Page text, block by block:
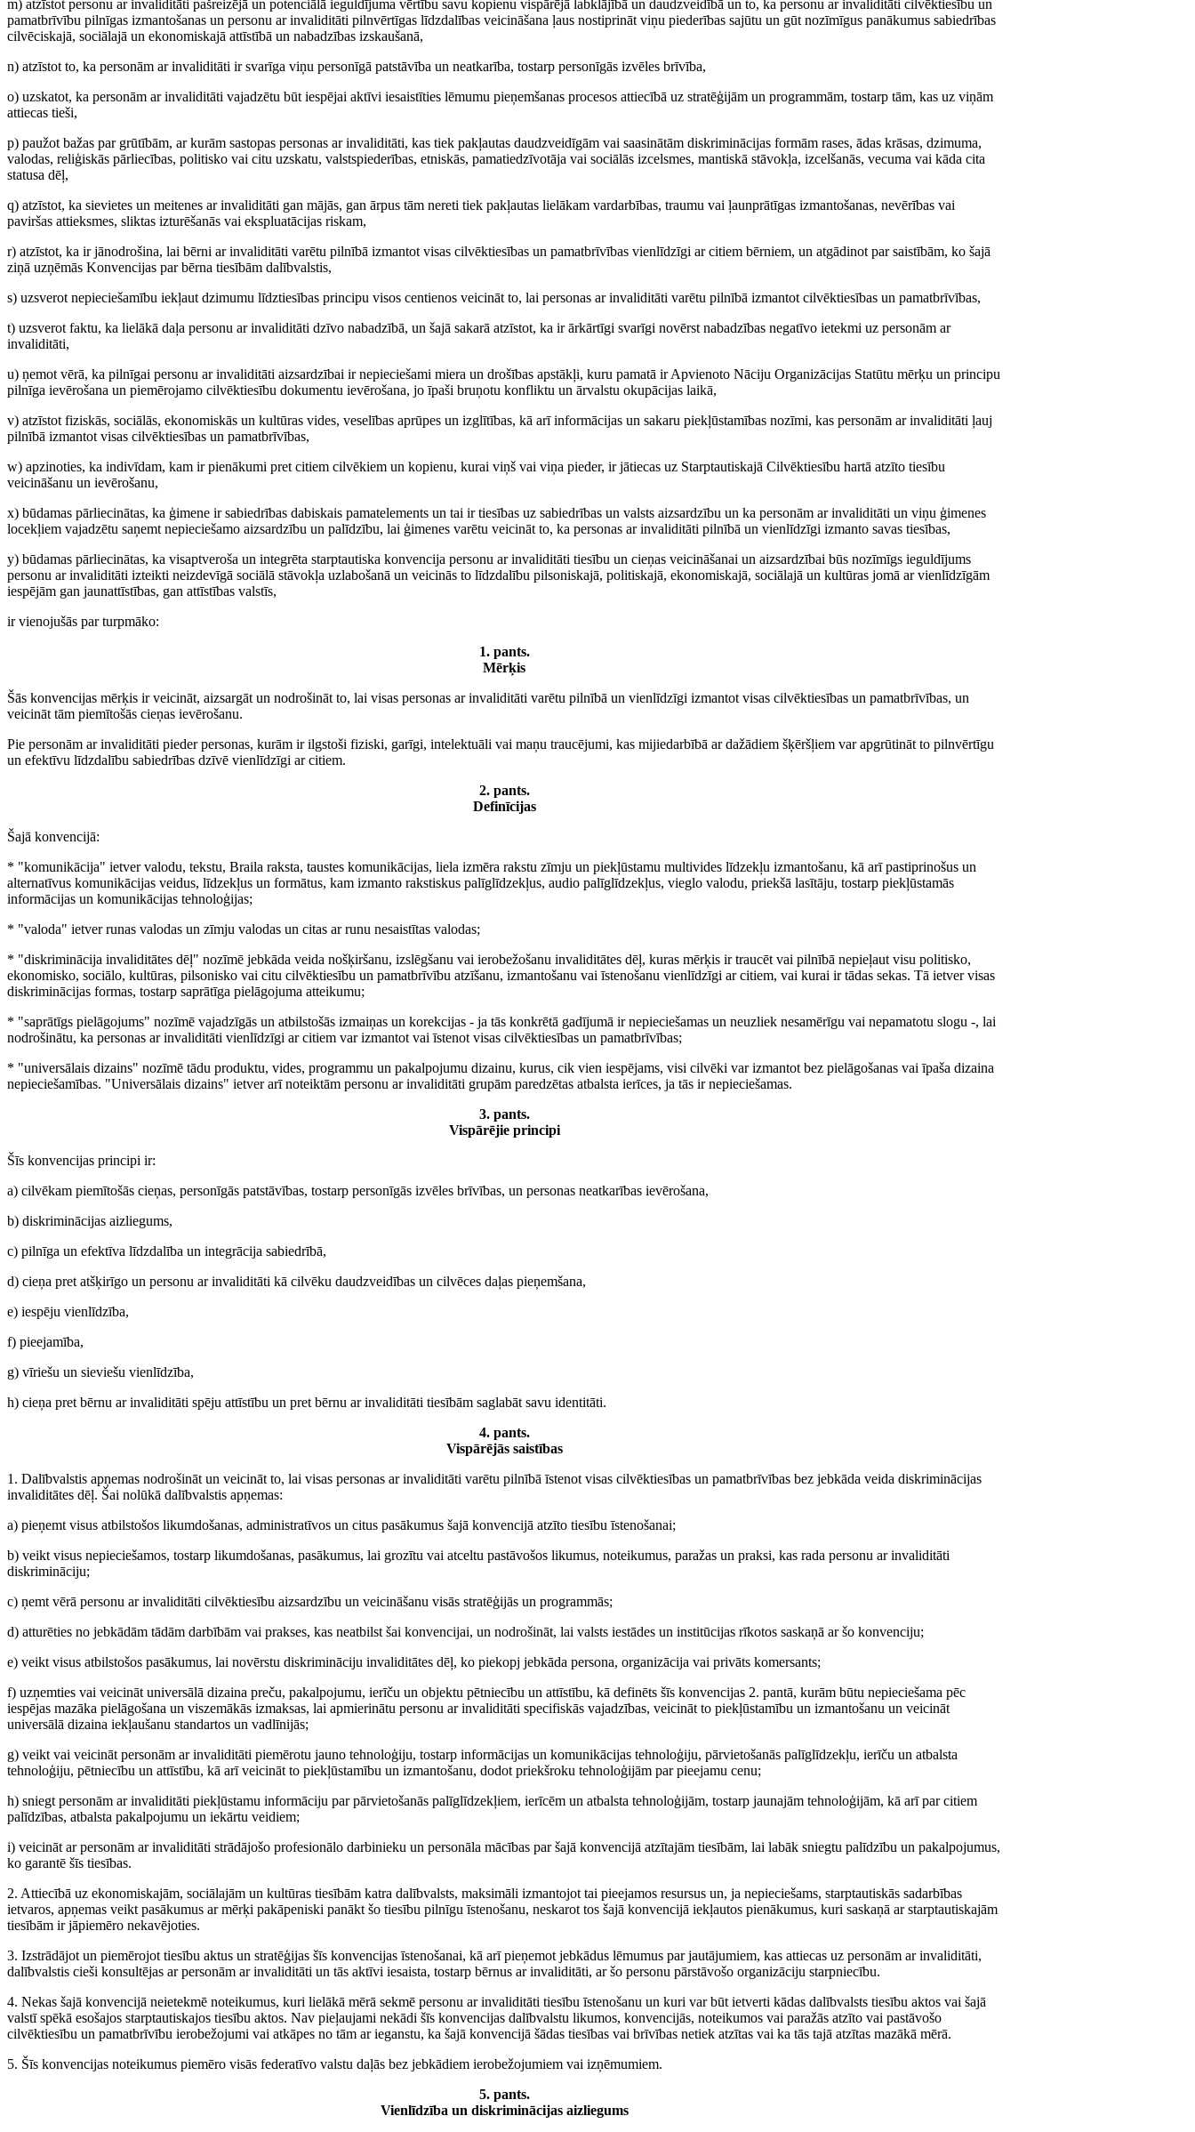
m) atzīstot personu ar invaliditāti pašreizējā un potenciālā ieguldījuma vērtību savu kopienu vispārējā labklājībā un daudzveidībā un to, ka personu ar invaliditāti cilvēktiesību un
pamatbrīvību pilnīgas izmantošanas un personu ar invaliditāti pilnvērtīgas līdzdalības veicināšana ļaus nostiprināt viņu piederības sajūtu un gūt nozīmīgus panākumus sabiedrības
cilvēciskajā, sociālajā un ekonomiskajā attīstībā un nabadzības izskaušanā,
n) atzīstot to, ka personām ar invaliditāti ir svarīga viņu personīgā patstāvība un neatkarība, tostarp personīgās izvēles brīvība,
o) uzskatot, ka personām ar invaliditāti vajadzētu būt iespējai aktīvi iesaistīties lēmumu pieņemšanas procesos attiecībā uz stratēģijām un programmām, tostarp tām, kas uz viņām
attiecas tieši,
p) paužot bažas par grūtībām, ar kurām sastopas personas ar invaliditāti, kas tiek pakļautas daudzveidīgām vai saasinātām diskriminācijas formām rases, ādas krāsas, dzimuma,
valodas, reliģiskās pārliecības, politisko vai citu uzskatu, valstspiederības, etniskās, pamatiedzīvotāja vai sociālās izcelsmes, mantiskā stāvokļa, izcelšanās, vecuma vai kāda cita
statusa dēļ,
q) atzīstot, ka sievietes un meitenes ar invaliditāti gan mājās, gan ārpus tām nereti tiek pakļautas lielākam vardarbības, traumu vai ļaunprātīgas izmantošanas, nevērības vai
paviršas attieksmes, sliktas izturēšanās vai ekspluatācijas riskam,
r) atzīstot, ka ir jānodrošina, lai bērni ar invaliditāti varētu pilnībā izmantot visas cilvēktiesības un pamatbrīvības vienlīdzīgi ar citiem bērniem, un atgādinot par saistībām, ko šajā
ziņā uzņēmās Konvencijas par bērna tiesībām dalībvalstis,
s) uzsverot nepieciešamību iekļaut dzimumu līdztiesības principu visos centienos veicināt to, lai personas ar invaliditāti varētu pilnībā izmantot cilvēktiesības un pamatbrīvības,
t) uzsverot faktu, ka lielākā daļa personu ar invaliditāti dzīvo nabadzībā, un šajā sakarā atzīstot, ka ir ārkārtīgi svarīgi novērst nabadzības negatīvo ietekmi uz personām ar
invaliditāti,
u) ņemot vērā, ka pilnīgai personu ar invaliditāti aizsardzībai ir nepieciešami miera un drošības apstākļi, kuru pamatā ir Apvienoto Nāciju Organizācijas Statūtu mērķu un principu
pilnīga ievērošana un piemērojamo cilvēktiesību dokumentu ievērošana, jo īpaši bruņotu konfliktu un ārvalstu okupācijas laikā,
v) atzīstot fiziskās, sociālās, ekonomiskās un kultūras vides, veselības aprūpes un izglītības, kā arī informācijas un sakaru piekļūstamības nozīmi, kas personām ar invaliditāti ļauj
pilnībā izmantot visas cilvēktiesības un pamatbrīvības,
w) apzinoties, ka indivīdam, kam ir pienākumi pret citiem cilvēkiem un kopienu, kurai viņš vai viņa pieder, ir jātiecas uz Starptautiskajā Cilvēktiesību hartā atzīto tiesību
veicināšanu un ievērošanu,
x) būdamas pārliecinātas, ka ģimene ir sabiedrības dabiskais pamatelements un tai ir tiesības uz sabiedrības un valsts aizsardzību un ka personām ar invaliditāti un viņu ģimenes
locekļiem vajadzētu saņemt nepieciešamo aizsardzību un palīdzību, lai ģimenes varētu veicināt to, ka personas ar invaliditāti pilnībā un vienlīdzīgi izmanto savas tiesības,
y) būdamas pārliecinātas, ka visaptveroša un integrēta starptautiska konvencija personu ar invaliditāti tiesību un cieņas veicināšanai un aizsardzībai būs nozīmīgs ieguldījums
personu ar invaliditāti izteikti neizdevīgā sociālā stāvokļa uzlabošanā un veicinās to līdzdalību pilsoniskajā, politiskajā, ekonomiskajā, sociālajā un kultūras jomā ar vienlīdzīgām
iespējām gan jaunattīstības, gan attīstības valstīs,
ir vienojušās par turpmāko:
1. pants.
Mērķis
Šās konvencijas mērķis ir veicināt, aizsargāt un nodrošināt to, lai visas personas ar invaliditāti varētu pilnībā un vienlīdzīgi izmantot visas cilvēktiesības un pamatbrīvības, un
veicināt tām piemītošās cieņas ievērošanu.
Pie personām ar invaliditāti pieder personas, kurām ir ilgstoši fiziski, garīgi, intelektuāli vai maņu traucējumi, kas mijiedarbībā ar dažādiem šķēršļiem var apgrūtināt to pilnvērtīgu
un efektīvu līdzdalību sabiedrības dzīvē vienlīdzīgi ar citiem.
2. pants.
Definīcijas
Šajā konvencijā:
* "komunikācija" ietver valodu, tekstu, Braila raksta, taustes komunikācijas, liela izmēra rakstu zīmju un piekļūstamu multivides līdzekļu izmantošanu, kā arī pastiprinošus un
alternatīvus komunikācijas veidus, līdzekļus un formātus, kam izmanto rakstiskus palīglīdzekļus, audio palīglīdzekļus, vieglo valodu, priekšā lasītāju, tostarp piekļūstamās
informācijas un komunikācijas tehnoloģijas;
* "valoda" ietver runas valodas un zīmju valodas un citas ar runu nesaistītas valodas;
* "diskriminācija invaliditātes dēļ" nozīmē jebkāda veida nošķiršanu, izslēgšanu vai ierobežošanu invaliditātes dēļ, kuras mērķis ir traucēt vai pilnībā nepieļaut visu politisko,
ekonomisko, sociālo, kultūras, pilsonisko vai citu cilvēktiesību un pamatbrīvību atzīšanu, izmantošanu vai īstenošanu vienlīdzīgi ar citiem, vai kurai ir tādas sekas. Tā ietver visas
diskriminācijas formas, tostarp saprātīga pielāgojuma atteikumu;
* "saprātīgs pielāgojums" nozīmē vajadzīgās un atbilstošās izmaiņas un korekcijas - ja tās konkrētā gadījumā ir nepieciešamas un neuzliek nesamērīgu vai nepamatotu slogu -, lai
nodrošinātu, ka personas ar invaliditāti vienlīdzīgi ar citiem var izmantot vai īstenot visas cilvēktiesības un pamatbrīvības;
* "universālais dizains" nozīmē tādu produktu, vides, programmu un pakalpojumu dizainu, kurus, cik vien iespējams, visi cilvēki var izmantot bez pielāgošanas vai īpaša dizaina
nepieciešamības. "Universālais dizains" ietver arī noteiktām personu ar invaliditāti grupām paredzētas atbalsta ierīces, ja tās ir nepieciešamas.
3. pants.
Vispārējie principi
Šīs konvencijas principi ir:
a) cilvēkam piemītošās cieņas, personīgās patstāvības, tostarp personīgās izvēles brīvības, un personas neatkarības ievērošana,
b) diskriminācijas aizliegums,
c) pilnīga un efektīva līdzdalība un integrācija sabiedrībā,
d) cieņa pret atšķirīgo un personu ar invaliditāti kā cilvēku daudzveidības un cilvēces daļas pieņemšana,
e) iespēju vienlīdzība,
f) pieejamība,
g) vīriešu un sieviešu vienlīdzība,
h) cieņa pret bērnu ar invaliditāti spēju attīstību un pret bērnu ar invaliditāti tiesībām saglabāt savu identitāti.
4. pants.
Vispārējās saistības
1. Dalībvalstis apņemas nodrošināt un veicināt to, lai visas personas ar invaliditāti varētu pilnībā īstenot visas cilvēktiesības un pamatbrīvības bez jebkāda veida diskriminācijas
invaliditātes dēļ. Šai nolūkā dalībvalstis apņemas:
a) pieņemt visus atbilstošos likumdošanas, administratīvos un citus pasākumus šajā konvencijā atzīto tiesību īstenošanai;
b) veikt visus nepieciešamos, tostarp likumdošanas, pasākumus, lai grozītu vai atceltu pastāvošos likumus, noteikumus, paražas un praksi, kas rada personu ar invaliditāti
diskrimināciju;
c) ņemt vērā personu ar invaliditāti cilvēktiesību aizsardzību un veicināšanu visās stratēģijās un programmās;
d) atturēties no jebkādām tādām darbībām vai prakses, kas neatbilst šai konvencijai, un nodrošināt, lai valsts iestādes un institūcijas rīkotos saskaņā ar šo konvenciju;
e) veikt visus atbilstošos pasākumus, lai novērstu diskrimināciju invaliditātes dēļ, ko piekopj jebkāda persona, organizācija vai privāts komersants;
f) uzņemties vai veicināt universālā dizaina preču, pakalpojumu, ierīču un objektu pētniecību un attīstību, kā definēts šīs konvencijas 2. pantā, kurām būtu nepieciešama pēc
iespējas mazāka pielāgošana un viszemākās izmaksas, lai apmierinātu personu ar invaliditāti specifiskās vajadzības, veicināt to piekļūstamību un izmantošanu un veicināt
universālā dizaina iekļaušanu standartos un vadlīnijās;
g) veikt vai veicināt personām ar invaliditāti piemērotu jauno tehnoloģiju, tostarp informācijas un komunikācijas tehnoloģiju, pārvietošanās palīglīdzekļu, ierīču un atbalsta
tehnoloģiju, pētniecību un attīstību, kā arī veicināt to piekļūstamību un izmantošanu, dodot priekšroku tehnoloģijām par pieejamu cenu;
h) sniegt personām ar invaliditāti piekļūstamu informāciju par pārvietošanās palīglīdzekļiem, ierīcēm un atbalsta tehnoloģijām, tostarp jaunajām tehnoloģijām, kā arī par citiem
palīdzības, atbalsta pakalpojumu un iekārtu veidiem;
i) veicināt ar personām ar invaliditāti strādājošo profesionālo darbinieku un personāla mācības par šajā konvencijā atzītajām tiesībām, lai labāk sniegtu palīdzību un pakalpojumus,
ko garantē šīs tiesības.
2. Attiecībā uz ekonomiskajām, sociālajām un kultūras tiesībām katra dalībvalsts, maksimāli izmantojot tai pieejamos resursus un, ja nepieciešams, starptautiskās sadarbības
ietvaros, apņemas veikt pasākumus ar mērķi pakāpeniski panākt šo tiesību pilnīgu īstenošanu, neskarot tos šajā konvencijā iekļautos pienākumus, kuri saskaņā ar starptautiskajām
tiesībām ir jāpiemēro nekavējoties.
3. Izstrādājot un piemērojot tiesību aktus un stratēģijas šīs konvencijas īstenošanai, kā arī pieņemot jebkādus lēmumus par jautājumiem, kas attiecas uz personām ar invaliditāti,
dalībvalstis cieši konsultējas ar personām ar invaliditāti un tās aktīvi iesaista, tostarp bērnus ar invaliditāti, ar šo personu pārstāvošo organizāciju starpniecību.
4. Nekas šajā konvencijā neietekmē noteikumus, kuri lielākā mērā sekmē personu ar invaliditāti tiesību īstenošanu un kuri var būt ietverti kādas dalībvalsts tiesību aktos vai šajā
valstī spēkā esošajos starptautiskajos tiesību aktos. Nav pieļaujami nekādi šīs konvencijas dalībvalstu likumos, konvencijās, noteikumos vai paražās atzīto vai pastāvošo
cilvēktiesību un pamatbrīvību ierobežojumi vai atkāpes no tām ar ieganstu, ka šajā konvencijā šādas tiesības vai brīvības netiek atzītas vai ka tās tajā atzītas mazākā mērā.
5. Šīs konvencijas noteikumus piemēro visās federatīvo valstu daļās bez jebkādiem ierobežojumiem vai izņēmumiem.
5. pants.
Vienlīdzība un diskriminācijas aizliegums